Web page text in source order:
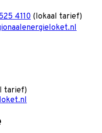
4110 (lokaal tarief)
tarief)